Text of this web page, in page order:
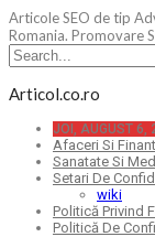
Articole SEO de tip
Romania. Promovare
Articol.co.ro
JOI, AUGUST 6,
Afaceri Si
Sanatate Si
Setari De
wiki
Politică Privind
Politică De